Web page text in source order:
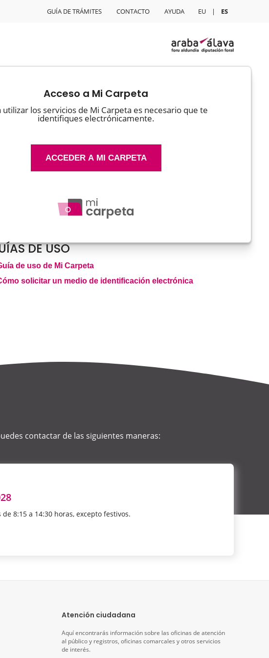
GUÍA DE TRÁMITES CONTACTO AYUDA EU ES
Acceso a Mi Carpeta
utilizar los servicios de Mi Carpeta es necesario que te
identifiques electrónicamente.
ACCEDER A MI CARPETA
DE USO
de uso de Mi Carpeta
solicitar un medio de identificación electrónica
contactar de las siguientes maneras:
8:15 a 14:30 horas, excepto festivos.
Atención ciudadana
Aquí encontrarás información sobre las oficinas de atención
al público y registros, oficinas comarcales y otros servicios
de interés.